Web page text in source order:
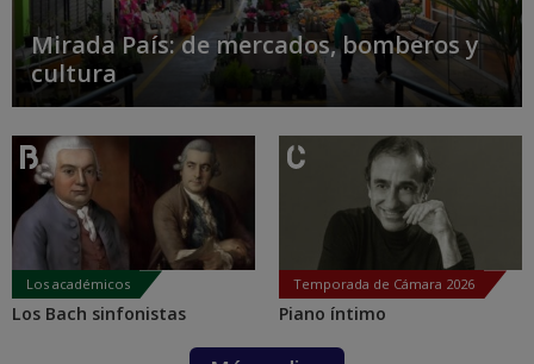
Los académicos
Los Bach sinfonistas
Temporada de Cámara 2026
Piano íntimo
Mirada País: de mercados, bomberos y
cultura